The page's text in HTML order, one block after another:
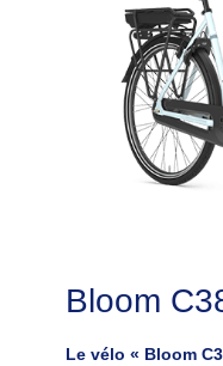
Bloom
Le vélo « Bloom